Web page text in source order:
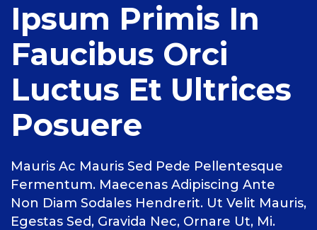
Ipsum Primis In
Faucibus Orci
Luctus Et Ultrices
Posuere
Mauris Ac Mauris Sed Pede Pellentesque
Fermentum. Maecenas Adipiscing Ante
Non Diam Sodales Hendrerit. Ut Velit Mauris,
Egestas Sed, Gravida Nec, Ornare Ut, Mi.